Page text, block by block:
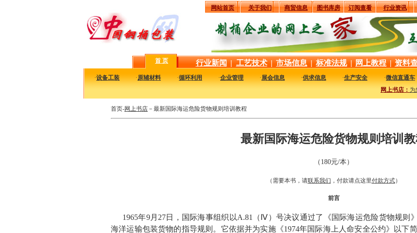
网站首页 关于我们 商贸信息 图书库房 订阅查看 行业资讯
首 页
行业新闻 | 工艺技术 | 市场信息 | 标准法规 | 网上教程 | 资料
·设备工装 ·原辅材料 ·循环利用 ·企业管理 ·展会信息 ·供求信息 ·生产安全 ·微信直通车
网上书店： 为
首页-网上书店 －最新国际海运危险货物规则培训教程
最新国际海运危险货物规则培训
（180元/本）
（需要本书，请联系我们 ，付款请点这里付款方式）
前言
1965年9月27日，国际海事组织以A.81（Ⅳ）号决议通过了《国际海运危险货物规则
海洋运输包装货物的指导规则。它依据并为实施《1974年国际海上人命安全公约》以下